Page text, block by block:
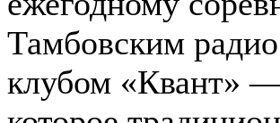
Тамбовским
клубом «Квант»